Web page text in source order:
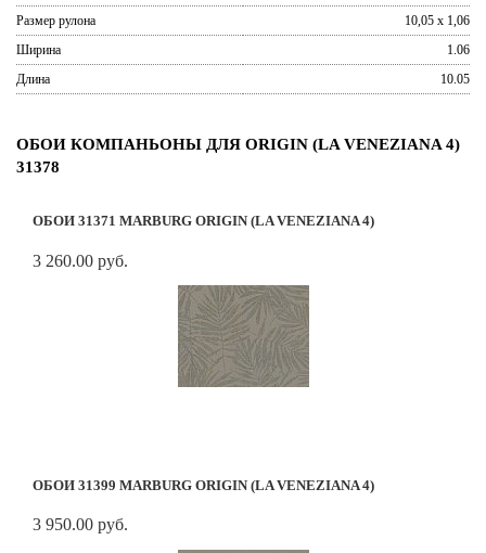
Размер рулона
10,05 x 1,06
Ширина
1.06
Длина
10.05
ОБОИ КОМПАНЬОНЫ ДЛЯ ORIGIN (LA VENEZIANA 4)
31378
ОБОИ 31371 MARBURG ORIGIN (LA VENEZIANA 4)
3 260.00 руб.
ОБОИ 31399 MARBURG ORIGIN (LA VENEZIANA 4)
3 950.00 руб.